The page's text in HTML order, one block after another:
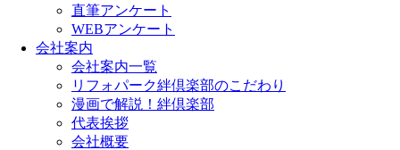
直筆アンケート
WEBアンケート
会社案内
会社案内一覧
リフォパーク絆倶楽部のこだわり
漫画で解説！絆倶楽部
代表挨拶
会社概要